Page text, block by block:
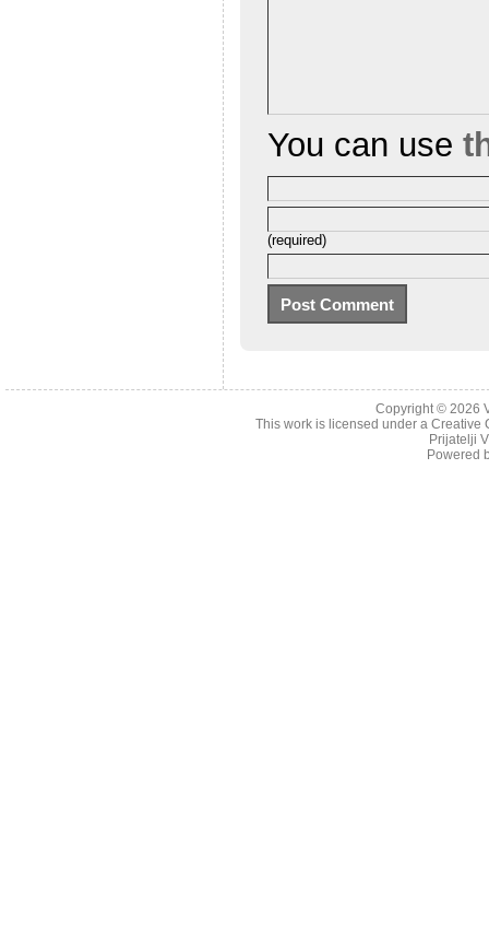
You can use
(required)
Copyright © 2026
This work is licensed under a Creative
Prijatelji
Powered